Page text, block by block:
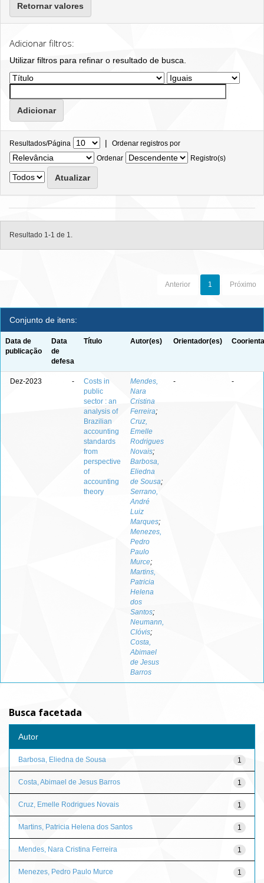
Retornar valores
Adicionar filtros:
Utilizar filtros para refinar o resultado de busca.
Resultados/Página | Ordenar registros por
Ordenar
Registro(s)
Resultado 1-1 de 1.
Anterior 1 Próximo
Conjunto de itens:
Data de
publicação
Data
de
defesa
Título Autor(es) Orientador(es)
Dez-2023 -
Costs in
public
sector : an
analysis of
Brazilian
accounting
standards
from
perspective
of
accounting
theory
Mendes,
Nara
Cristina
Ferreira;
Cruz,
Emelle
Rodrigues
Novais;
Barbosa,
Eliedna
de Sousa;
Serrano,
André
Luiz
Marques;
Menezes,
Pedro
Paulo
Murce;
Martins,
Patricia
Helena
dos
Santos;
Neumann,
Clóvis;
Costa,
Abimael
de Jesus
Barros
- -
Busca facetada
Autor
1
Barbosa, Eliedna de Sousa
1
Costa, Abimael de Jesus Barros
1
Cruz, Emelle Rodrigues Novais
1
Martins, Patricia Helena dos Santos
1
Mendes, Nara Cristina Ferreira
1
Menezes, Pedro Paulo Murce